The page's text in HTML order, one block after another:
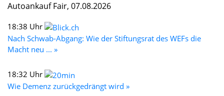
Autoankauf Fair, 07.08.2026
18:38 Uhr
Nach Schwab-Abgang: Wie der Stiftungsrat des WEFs die
Macht neu ... »
18:32 Uhr
Wie Demenz zurückgedrängt wird »